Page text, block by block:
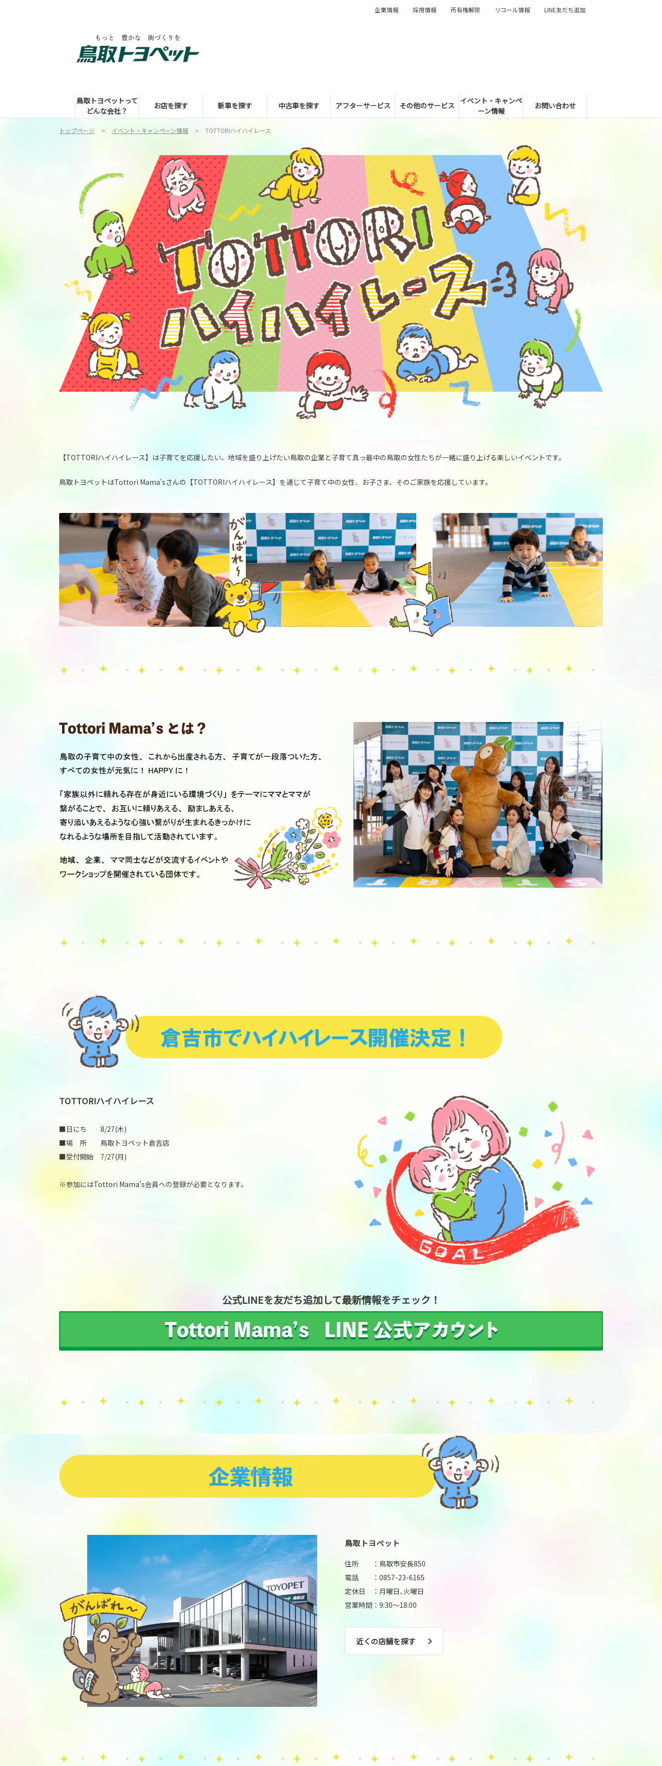
鳥取トヨペットって
どんな会社？
お店を探す 新車を探す 中古車を探す アフターサービス その他のサービス
イベント・キャンペ
ーン情報
お問い合わせ
企業情報 採用情報 所有権解除 リコール情報 LINE友だち追加
トップページ イベント・キャンペーン情報 TOTTORIハイハイレース
【TOTTORIハイハイレース】は子育てを応援したい、地域を盛り上げたい鳥取の企業と子育て真っ最中の鳥取の女性たちが一緒に盛り上げる楽しいイベントです。
鳥取トヨペットはTottori Mama'sさんの【TOTTORIハイハイレース】を通じて子育て中の女性、お子さま、そのご家族を応援しています。
TOTTORIハイハイレース
■日にち 8/27(木)
■場 所 鳥取トヨペット倉吉店
■受付開始 7/27(月)
※参加にはTottori Mama’s会員への登録が必要となります。
公式LINEを友だち追加して最新情報をチェック！
鳥取トヨペット
住所 ：鳥取市安長850
電話 ：0857-23-6165
定休日 ：月曜日､火曜日
営業時間：9:30～18:00
近くの店舗を探す